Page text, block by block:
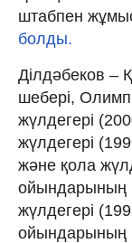
штабпен
болды.
Ділдәбеков –
шебері,
жүлдегері
жүлдегері
және қола
ойындарының
жүлдегері
ойындарының